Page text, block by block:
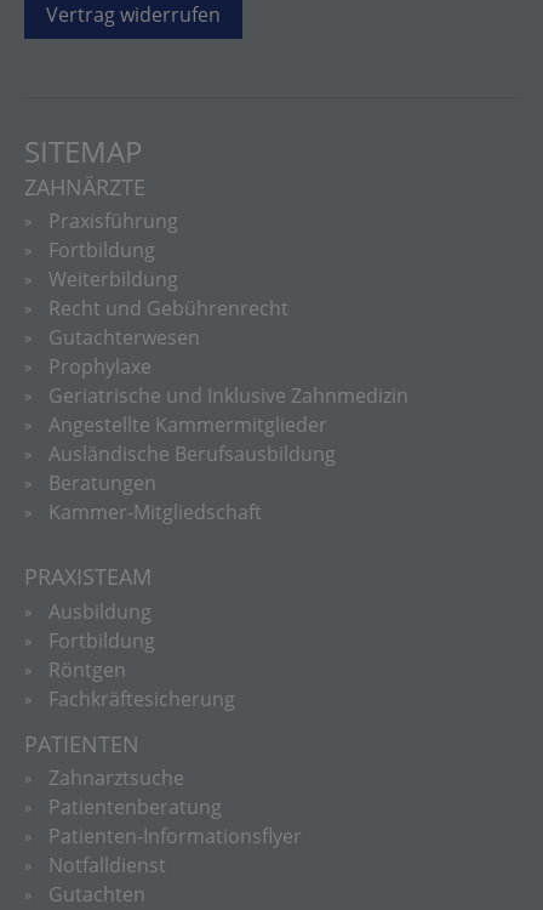
Vertrag widerrufen
SITEMAP
ZAHNÄRZTE
Praxisführung
Fortbildung
Weiterbildung
Recht und Gebührenrecht
Gutachterwesen
Prophylaxe
Geriatrische und Inklusive Zahnmedizin
Angestellte Kammermitglieder
Ausländische Berufsausbildung
Beratungen
Kammer-Mitgliedschaft
PRAXISTEAM
Ausbildung
Fortbildung
Röntgen
Fachkräftesicherung
PATIENTEN
Zahnarztsuche
Patientenberatung
Patienten-Informationsflyer
Notfalldienst
Gutachten